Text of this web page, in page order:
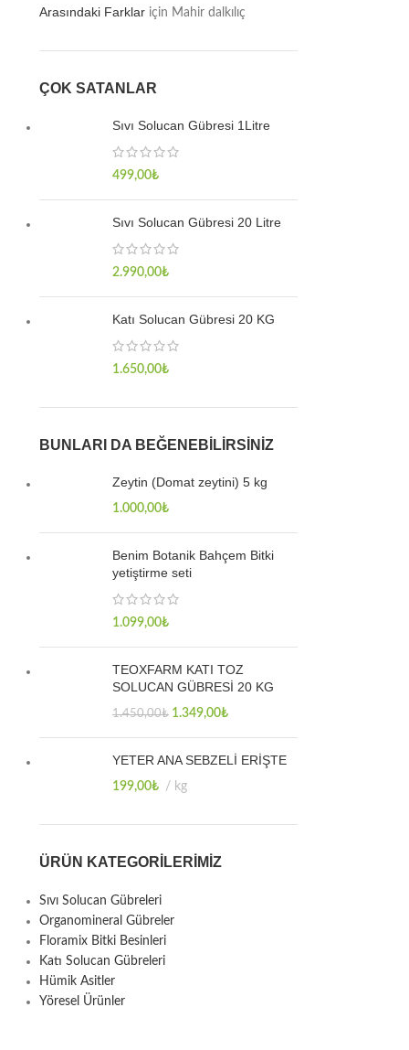
Arasındaki Farklariçin Mahir dalkılıç
ÇOK SATANLAR
Sıvı Solucan Gübresi 1Litre
499,00₺
Sıvı Solucan Gübresi 20 Litre
2.990,00₺
Katı Solucan Gübresi 20 KG
1.650,00₺
BUNLARI DA BEĞENEBILIRSINIZ
Zeytin (Domat zeytini) 5 kg
1.000,00₺
Benim Botanik Bahçem Bitki
yetiştirme seti
1.099,00₺
TEOXFARM KATI TOZ
SOLUCAN GÜBRESİ 20 KG
1.450,00₺ 1.349,00₺
YETER ANA SEBZELİ ERİŞTE
199,00₺ kg
ÜRÜN KATEGORILERIMIZ
Sıvı Solucan Gübreleri
Organomineral Gübreler
Floramix Bitki Besinleri
Katı Solucan Gübreleri
Hümik Asitler
Yöresel Ürünler